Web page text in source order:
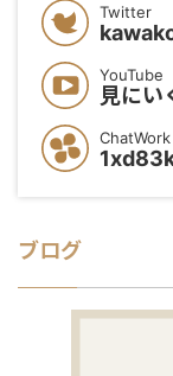
Twitter
YouTube
見にい
ChatWork
ブログ